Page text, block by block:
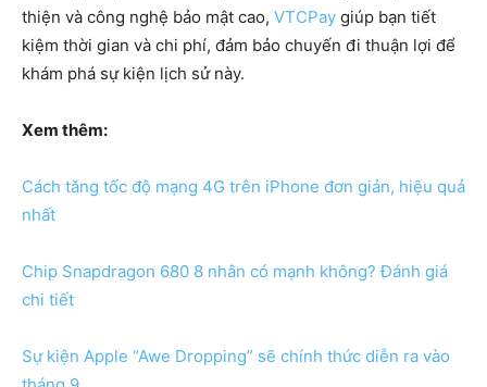
thiện và công nghệ bảo mật cao, VTCPay giúp bạn tiết
kiệm thời gian và chi phí, đảm bảo chuyến đi thuận lợi để
khám phá sự kiện lịch sử này.
Xem thêm:
Cách tăng tốc độ mạng 4G trên iPhone đơn giản, hiệu quả
nhất
Chip Snapdragon 680 8 nhân có mạnh không? Đánh giá
chi tiết
Sự kiện Apple “Awe Dropping” sẽ chính thức diễn ra vào